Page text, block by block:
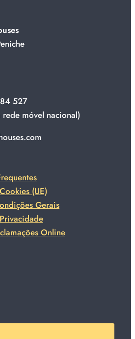
527
móvel nacional)
(UE)
Gerais
Online